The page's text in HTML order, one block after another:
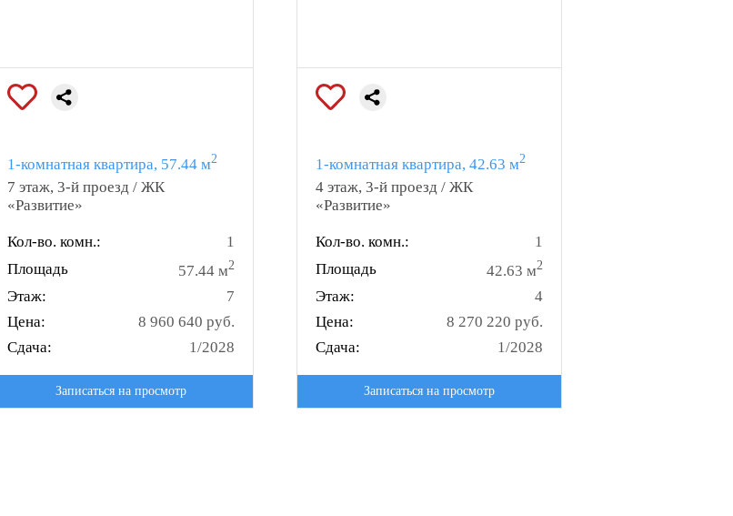
1-комнатная квартира, 57.44 м2
7 этаж, 3-й проезд / ЖК
«Развитие»
Кол-во. комн.:
1
Площадь
57.44 м2
Этаж:
7
Цена:
8 960 640 руб.
Сдача:
1/2028
Записаться на просмотр
1-комнатная квартира, 42.63 м2
4 этаж, 3-й проезд / ЖК
«Развитие»
Кол-во. комн.:
1
Площадь
42.63 м2
Этаж:
4
Цена:
8 270 220 руб.
Сдача:
1/2028
Записаться на просмотр